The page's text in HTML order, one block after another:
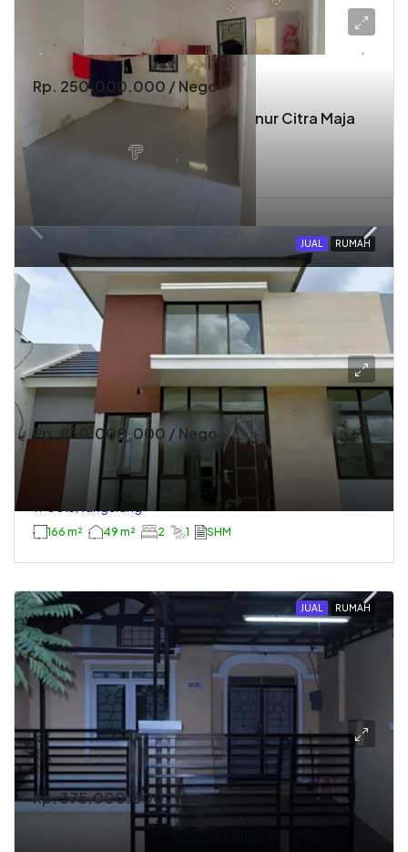
Rp. 250.000.000 / Nego
Murah, Rumah Dijual Cluster Sanur Citra Maja
TP0015, Tangerang
2 PPJB
JUAL RUMAH
Rp. 850.000.000 / Nego
Dijual Rumah Dibawah Harga Pasaran, 1 Lantai,
Citra Maja Raya
TP0013, Tangerang
166 m² 49 m² 2 1 SHM
JUAL RUMAH
Rp. 375.000.000 / Nego
Dijual Murah, Rumah Di Citra Raya Cikupa